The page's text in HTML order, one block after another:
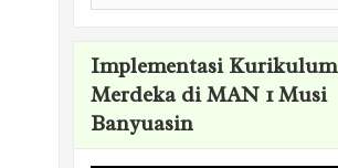
Implementasi Kurikulum
Merdeka di MAN 1 Musi
Banyuasin